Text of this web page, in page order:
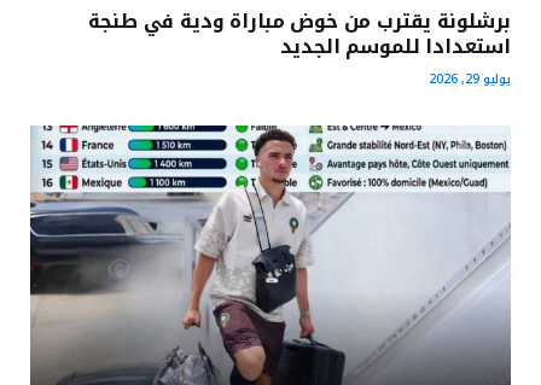
برشلونة يقترب من خوض مباراة ودية في طنجة
استعدادا للموسم الجديد
يوليو 29, 2026